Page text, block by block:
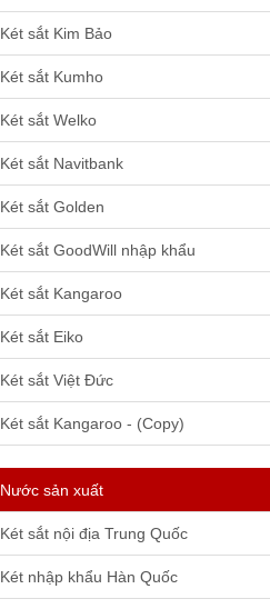
Két sắt Kim Bảo
Két sắt Kumho
Két sắt Welko
Két sắt Navitbank
Két sắt Golden
Két sắt GoodWill nhập khẩu
Két sắt Kangaroo
Két sắt Eiko
Két sắt Việt Đức
Két sắt Kangaroo - (Copy)
Nước sản xuất
Két sắt nội địa Trung Quốc
Két nhập khẩu Hàn Quốc